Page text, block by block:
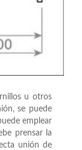
u otros
se puede
emplear
prensar la
unión de